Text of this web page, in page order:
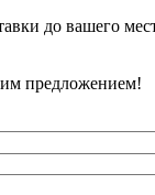
до вашего
предложением!